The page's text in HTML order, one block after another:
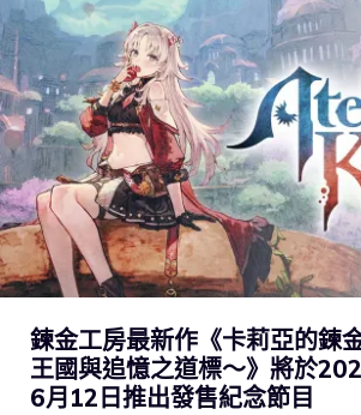
鍊金工房最新作《卡莉亞的鍊
王國與追憶之道標～》將於
6月12日推出發售紀念節目